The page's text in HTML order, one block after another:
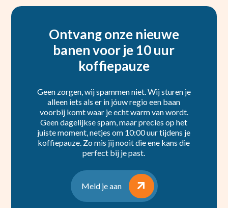
Ontvang onze nieuwe
banen voor je 10 uur
koffiepauze
Geen zorgen, wij spammen niet. Wij sturen je
alleen iets als er in jóuw regio een baan
voorbij komt waar je echt warm van wordt.
Geen dagelijkse spam, maar precies op het
juiste moment, netjes om 10:00 uur tijdens je
koffiepauze. Zo mis jij nooit die ene kans die
perfect bij je past.
Meld je aan